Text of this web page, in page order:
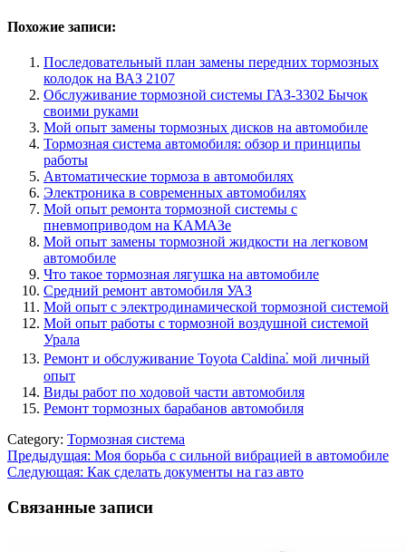
Похожие записи:
Последовательный план замены передних тормозных
колодок на ВАЗ 2107
Обслуживание тормозной системы ГАЗ-3302 Бычок
своими руками
Мой опыт замены тормозных дисков на автомобиле
Тормозная система автомобиля: обзор и принципы
работы
Автоматические тормоза в автомобилях
Электроника в современных автомобилях
Мой опыт ремонта тормозной системы с
пневмоприводом на КАМАЗе
Мой опыт замены тормозной жидкости на легковом
автомобиле
Что такое тормозная лягушка на автомобиле
Средний ремонт автомобиля УАЗ
Мой опыт с электродинамической тормозной системой
Мой опыт работы с тормозной воздушной системой
Урала
Ремонт и обслуживание Toyota Caldina⁚ мой личный
опыт
Виды работ по ходовой части автомобиля
Ремонт тормозных барабанов автомобиля
Category: Тормозная система
Навигация
по
записям
Предыдущая: Моя борьба с сильной вибрацией в автомобиле
Следующая: Как сделать документы на газ авто
Связанные записи